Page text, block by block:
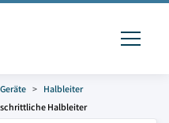
Halbleiter
Halbleiter